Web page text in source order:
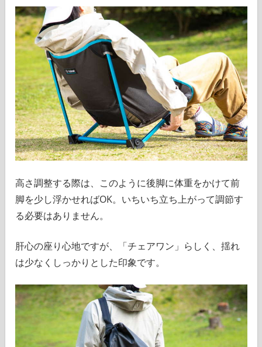
高さ調整する際は、このように後脚に体重をかけて前
脚を少し浮かせればOK。いちいち立ち上がって調節す
る必要はありません。
肝心の座り心地ですが、「チェアワン」らしく、揺れ
は少なくしっかりとした印象です。